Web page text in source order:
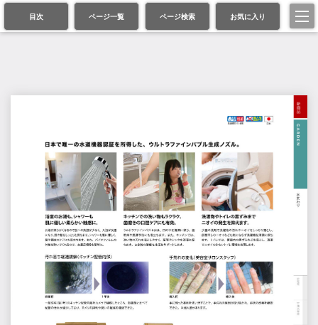
目次 ページ一覧 ページ検索 お気に入り